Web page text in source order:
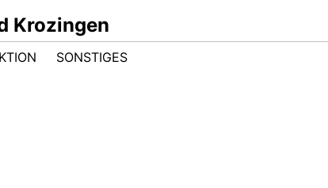
Krozingen
SONSTIGES